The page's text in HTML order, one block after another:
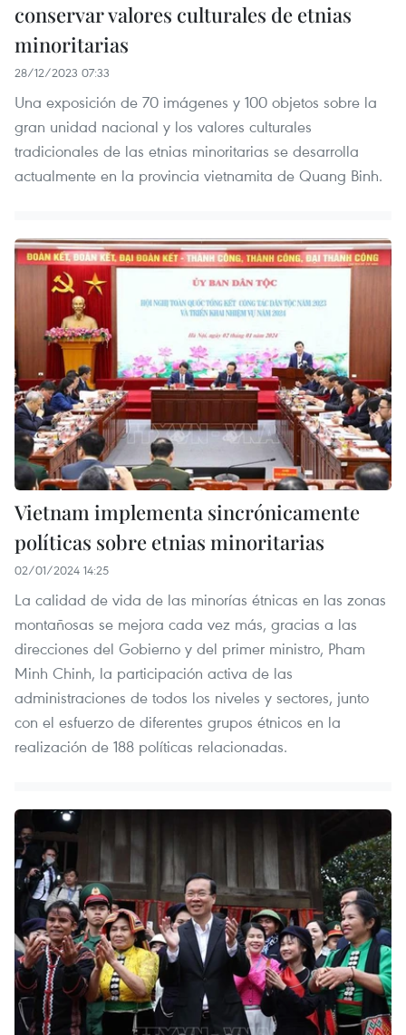
conservar valores culturales de etnias
minoritarias
28/12/2023 07:33
Una exposición de 70 imágenes y 100 objetos sobre la
gran unidad nacional y los valores culturales
tradicionales de las etnias minoritarias se desarrolla
actualmente en la provincia vietnamita de Quang Binh.
Vietnam implementa sincrónicamente
políticas sobre etnias minoritarias
02/01/2024 14:25
La calidad de vida de las minorías étnicas en las zonas
montañosas se mejora cada vez más, gracias a las
direcciones del Gobierno y del primer ministro, Pham
Minh Chinh, la participación activa de las
administraciones de todos los niveles y sectores, junto
con el esfuerzo de diferentes grupos étnicos en la
realización de 188 políticas relacionadas.